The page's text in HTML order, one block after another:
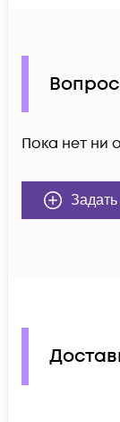
Пока нет ни